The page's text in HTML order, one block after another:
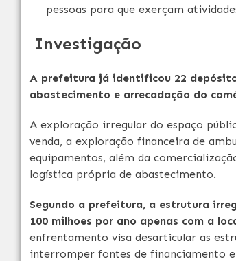
pessoas para que exerçam
Investigação
A prefeitura já identificou 22
abastecimento e arrecadação do
A exploração irregular do espaço
venda, a exploração financeira de
equipamentos, além da
logística própria de abastecimento.
Segundo a prefeitura, a estrutura
100 milhões por ano apenas com a
enfrentamento visa desarticular as
interromper fontes de financiamento